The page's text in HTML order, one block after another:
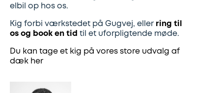
elbil op hos os.
Kig forbi værkstedet på Gugvej, eller ring til
os og book en tid til et uforpligtende møde.
Du kan tage et kig på vores store udvalg af
dæk her